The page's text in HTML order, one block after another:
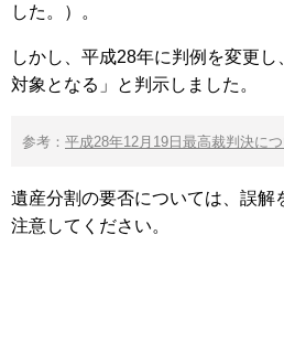
した。）。
しかし、平成28年に判例を変更
対象となる」と判示しました。
参考： 平成28年12月19日最高裁判決に
遺産分割の要否については、誤解
注意してください。